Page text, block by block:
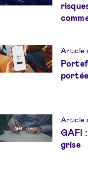
Article
Article
GAFI
grise